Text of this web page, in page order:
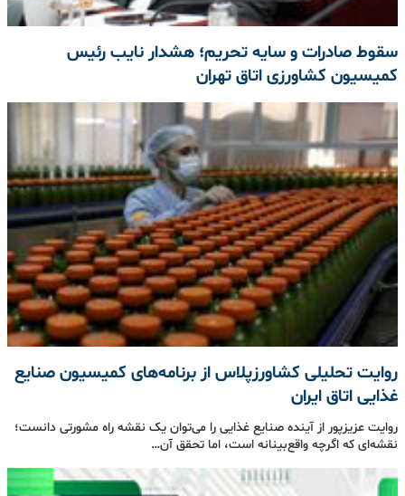
سقوط صادرات و سایه تحریم؛ هشدار نایب رئیس
کمیسیون کشاورزی اتاق تهران
روایت تحلیلی کشاورزپلاس از برنامه‌های کمیسیون صنایع
غذایی اتاق ایران
روایت عزیزپور از آینده صنایع غذایی را می‌توان یک نقشه راه مشورتی دانست؛
نقشه‌ای که اگرچه واقع‌بینانه است، اما تحقق آن…